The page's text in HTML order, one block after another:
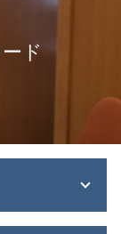
ド